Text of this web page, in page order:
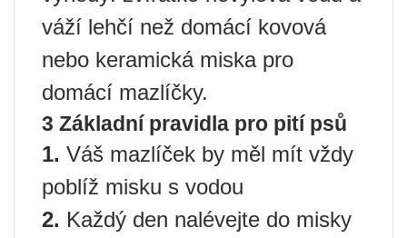
váží lehčí než domácí kovová
nebo keramická miska pro
domácí mazlíčky.
3 Základní pravidla pro pití psů
1. Váš mazlíček by měl mít vždy
poblíž misku s vodou
2. Každý den nalévejte do misky